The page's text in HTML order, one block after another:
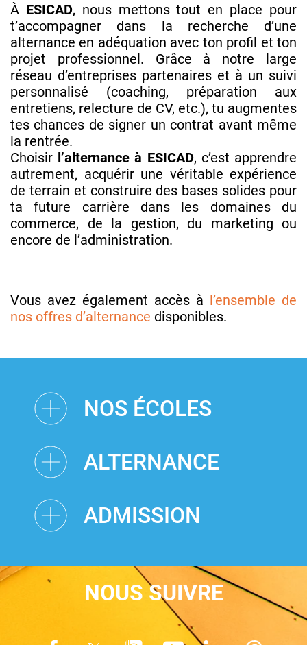
À ESICAD, nous mettons tout en place pour
t’accompagner dans la recherche d’une
alternance en adéquation avec ton profil et ton
projet professionnel. Grâce à notre large
réseau d’entreprises partenaires et à un suivi
personnalisé (coaching, préparation aux
entretiens, relecture de CV, etc.), tu augmentes
tes chances de signer un contrat avant même
la rentrée.
Choisir l’alternance à ESICAD, c’est apprendre
autrement, acquérir une véritable expérience
de terrain et construire des bases solides pour
ta future carrière dans les domaines du
commerce, de la gestion, du marketing ou
encore de l’administration.
Vous avez également accès à l’ensemble de
nos offres d’alternance disponibles.
NOS ÉCOLES
ALTERNANCE
ADMISSION
NOUS SUIVRE